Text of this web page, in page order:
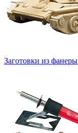
Заготовки из фанеры